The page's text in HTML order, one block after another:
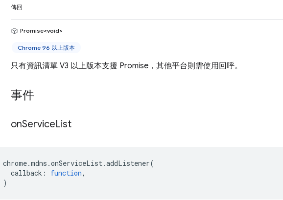
傳回
Promise<void>
Chrome 96 以上版本
只有資訊清單 V3 以上版本支援 Promise，其他平台則需使用回呼。
事件
onServiceList
chrome.mdns .onServiceList.addListener(
callback : function,
)